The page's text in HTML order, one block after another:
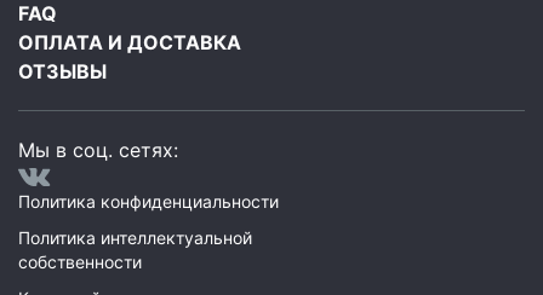
FAQ
ОПЛАТА И ДОСТАВКА
ОТЗЫВЫ
Мы в соц. сетях:
Политика конфиденциальности
Политика интеллектуальной
собственности